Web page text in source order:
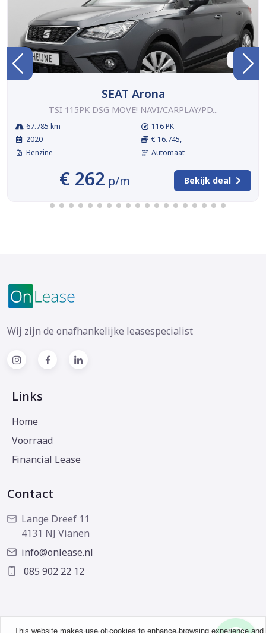
BTW
SEAT Arona
TSI 115PK DSG MOVE! NAVI/CARPLAY/PD...
67.785 km
2020
Benzine
116 PK
€ 16.745,-
Automaat
€ 262 p/m Bekijk deal
Wij zijn de onafhankelijke leasespecialist
Links
Home
Voorraad
Financial Lease
Contact
Lange Dreef 11
4131 NJ Vianen
info@onlease.nl
085 902 22 12
This website makes use of cookies to enhance browsing experience and